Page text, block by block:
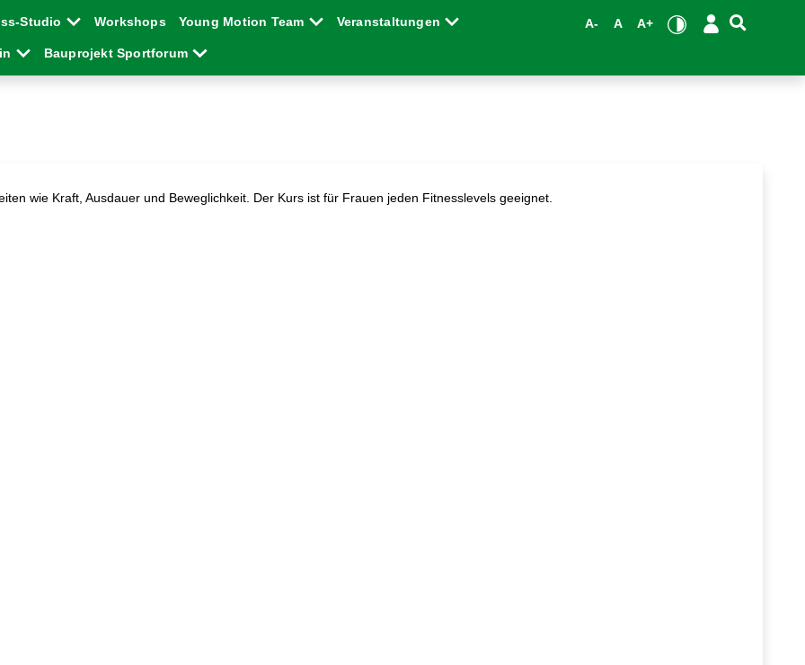
Studio Workshops Young Motion Team Veranstaltungen
Bauprojekt Sportforum
A- A A+
wie Kraft, Ausdauer und Beweglichkeit. Der Kurs ist für Frauen jeden Fitnesslevels geeignet.